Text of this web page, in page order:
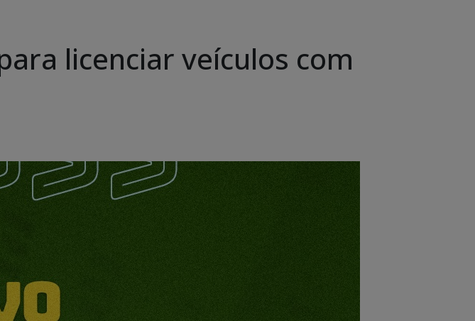
licenciar veículos com